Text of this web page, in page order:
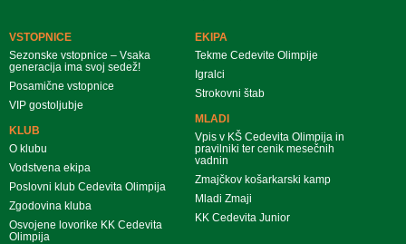
VSTOPNICE
Sezonske vstopnice – Vsaka
generacija ima svoj sedež!
Posamične vstopnice
VIP gostoljubje
KLUB
O klubu
Vodstvena ekipa
Poslovni klub Cedevita Olimpija
Zgodovina kluba
Osvojene lovorike KK Cedevita
Olimpija
EKIPA
Tekme Cedevite Olimpije
Igralci
Strokovni štab
MLADI
Vpis v KŠ Cedevita Olimpija in
pravilniki ter cenik mesečnih
vadnin
Zmajčkov košarkarski kamp
Mladi Zmaji
KK Cedevita Junior